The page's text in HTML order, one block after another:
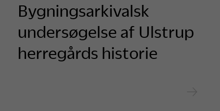
Bygningsarkivalsk
undersøgelse af Ulstrup
herregårds historie